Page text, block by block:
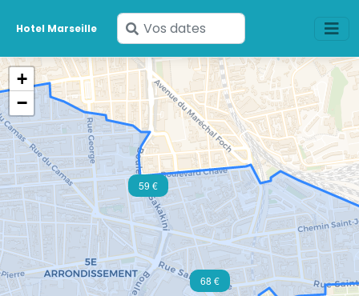
Hotel Marseille
Saisissez
vos
dates
59 €
68 €
+
−